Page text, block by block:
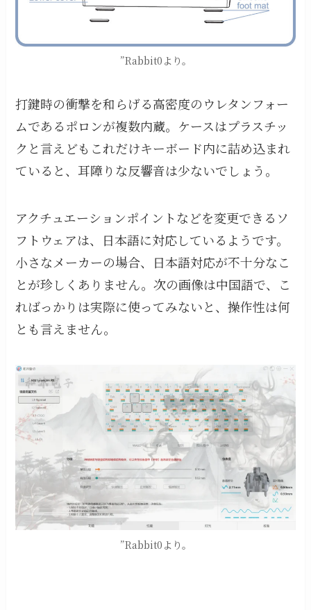
”Rabbit0より。
打鍵時の衝撃を和らげる高密度のウレタンフォー
ムであるポロンが複数内蔵。ケースはプラスチッ
クと言えどもこれだけキーボード内に詰め込まれ
ていると、耳障りな反響音は少ないでしょう。
アクチュエーションポイントなどを変更できるソ
フトウェアは、日本語に対応しているようです。
小さなメーカーの場合、日本語対応が不十分なこ
とが珍しくありません。次の画像は中国語で、こ
ればっかりは実際に使ってみないと、操作性は何
とも言えません。
”Rabbit0より。